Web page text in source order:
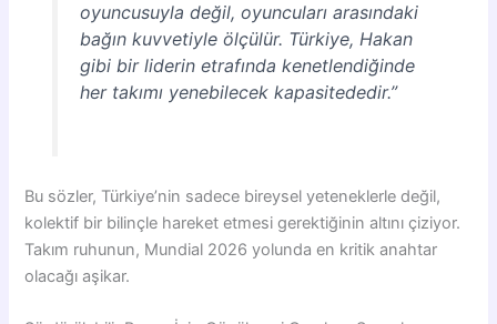
oyuncusuyla değil, oyuncuları arasındaki
bağın kuvvetiyle ölçülür. Türkiye, Hakan
gibi bir liderin etrafında kenetlendiğinde
her takımı yenebilecek kapasitededir.”
Bu sözler, Türkiye’nin sadece bireysel yeteneklerle değil,
kolektif bir bilinçle hareket etmesi gerektiğinin altını çiziyor.
Takım ruhunun, Mundial 2026 yolunda en kritik anahtar
olacağı aşikar.